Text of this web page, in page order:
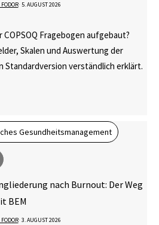
⋅ 5. AUGUST 2026
COPSOQ Fragebogen aufgebaut?
Skalen und Auswertung der
Standardversion verständlich erklärt.
Gesundheitsmanagement
nach Burnout: Der Weg
BEM
⋅ 3. AUGUST 2026